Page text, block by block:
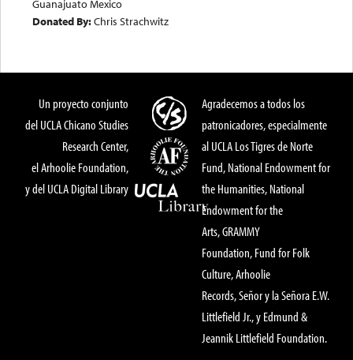
Guanajuato Mexico
Donated By:Chris Strachwitz
Un proyecto conjunto
del UCLA Chicano Studies
Research Center,
el Arhoolie Foundation,
y del UCLA Digital Library
Agradecemos a todos los
patronicadores, especialmente
al UCLA Los Tigres de Norte
Fund, National Endowment for
the Humanities, National
Endowment for the
Arts, GRAMMY
Foundation, Fund for Folk
Culture, Arhoolie
Records, Señor y la Señora E.W.
Littlefield Jr., y Edmund &
Jeannik Littlefield Foundation.